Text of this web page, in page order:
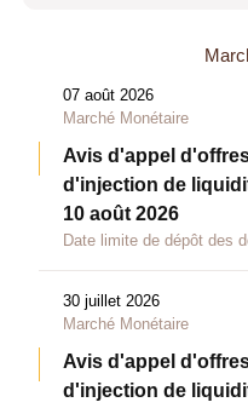
07 août 2026
Marché Monétaire
Avis d'appel
d'injection de
10 août 2026
Date limite de dépôt des
30 juillet 2026
Marché Monétaire
Avis d'appel
d'injection de